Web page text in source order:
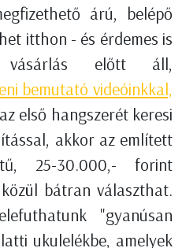
árú, belépő
itthon - és érdemes is
előtt áll,
bemutató videóinkkal,
első hangszerét keresi
akkor az említett
25-30.000,- forint
bátran választhat.
"gyanúsan
ukulelékbe, amelyek